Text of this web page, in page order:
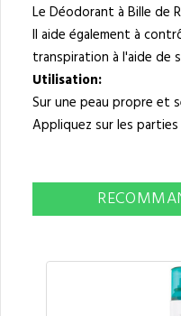
Le Déodorant à Bille de
Il aide également à
transpiration à l'aide de
Utilisation:
Sur une peau propre et
Appliquez sur les